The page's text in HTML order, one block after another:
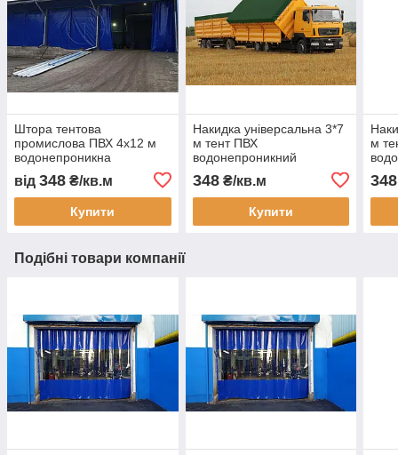
Штора тентова
промислова ПВХ 4х12 м
водонепроникна
перегородка для складу
цеху автомийки та СТО
від 348 ₴/кв.м
Купити
Накидка універсальна 3*7
м тент ПВХ
водонепроникний
тент захисний тент на
замовлення доставка
348₴/кв.м
Купити
м
348
Подібні товари компанії